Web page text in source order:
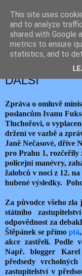
sobota 18. dubna 2015
DALŠÍ
Zpráva o omluvě
poslancům Ivanu
Tluchořovi, o
držení ve vazbě a
Janě Nečasové, dříve
pro Prahu 1, rozčeřily
policejní manévry,
žalobců v noci z 12.
hubené výsledky.
Za původce všeho zla
státního
odpovědnost za
Štěpánek se přímoptá
akce zastřelí. Podle
Např. blogger
předsedy
zastupitelství v
This site uses
and to analyze
shared with Google
metrics to ensure
statistics, and to